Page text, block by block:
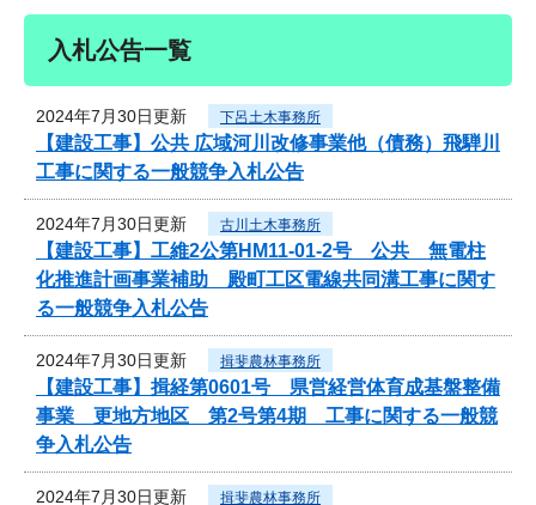
入札公告一覧
2024年7月30日更新 下呂土木事務所
【建設工事】公共 広域河川改修事業他（債務）飛騨川
工事に関する一般競争入札公告
2024年7月30日更新 古川土木事務所
【建設工事】工維2公第HM11-01-2号 公共 無電柱
化推進計画事業補助 殿町工区電線共同溝工事に関す
る一般競争入札公告
2024年7月30日更新 揖斐農林事務所
【建設工事】揖経第0601号 県営経営体育成基盤整備
事業 更地方地区 第2号第4期 工事に関する一般競
争入札公告
2024年7月30日更新 揖斐農林事務所